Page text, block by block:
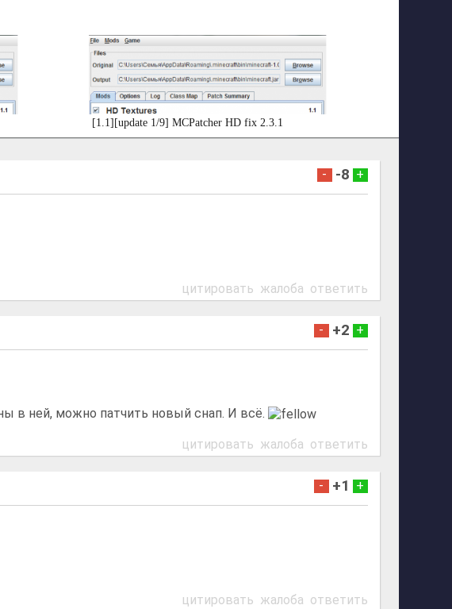
[1.1][update 1/9] MCPatcher HD fix 2.3.1
- -8 +
цитировать жалоба ответить
- +2 +
в ней, можно патчить новый снап. И всё.
цитировать жалоба ответить
- +1 +
цитировать жалоба ответить